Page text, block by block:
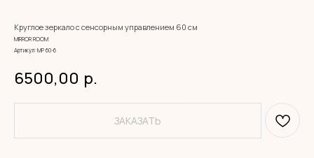
Круглое зеркало с сенсорным управлением 60 см
MIRROR ROOM
Артикул:МР 60-6
6500,00 р.
ЗАКАЗАТЬ